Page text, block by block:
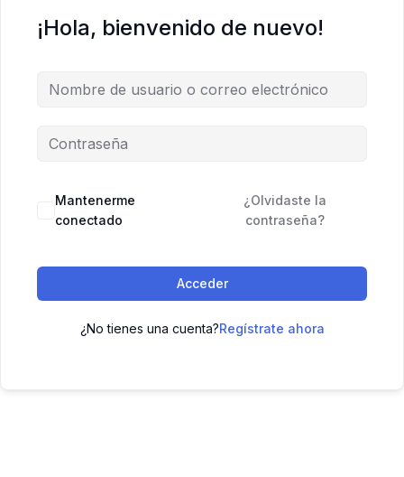
¡Hola, bienvenido de nuevo!
Mantenerme
conectado
¿Olvidaste la
contraseña?
Acceder
¿No tienes una cuenta?Regístrate ahora